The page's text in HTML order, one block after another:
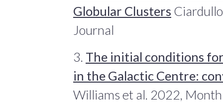
Globular Clusters
Journal
3. The initial conditions
in the Galactic Centre:
Williams et al. 2022,